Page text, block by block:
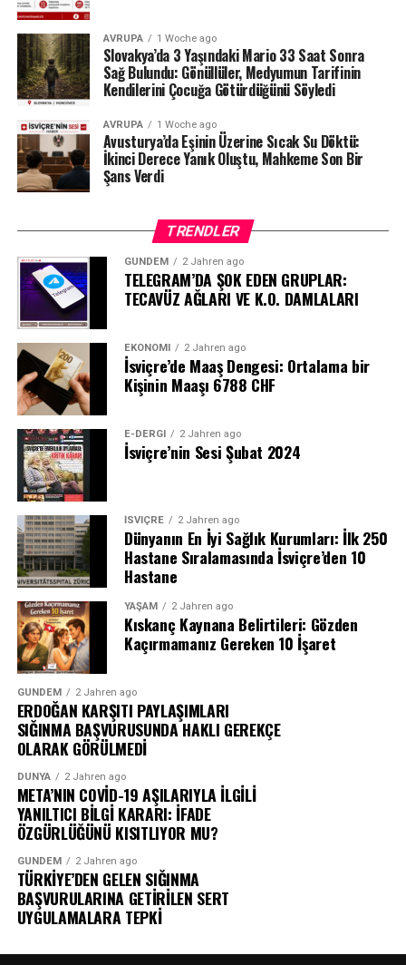
AVRUPA 1 Woche ago
Slovakya’da 3 Yaşındaki Mario 33 Saat Sonra
Sağ Bulundu: Gönüllüler, Medyumun Tarifinin
Kendilerini Çocuğa Götürdüğünü Söyledi
AVRUPA 1 Woche ago
Avusturya’da Eşinin Üzerine Sıcak Su Döktü:
İkinci Derece Yanık Oluştu, Mahkeme Son Bir
Şans Verdi
TRENDLER
GÜNDEM 2 Jahren ago
TELEGRAM’DA ŞOK EDEN GRUPLAR:
TECAVÜZ AĞLARI VE K.O. DAMLALARI
EKONOMI 2 Jahren ago
İsviçre’de Maaş Dengesi: Ortalama bir
Kişinin Maaşı 6788 CHF
E-DERGI 2 Jahren ago
İsviçre’nin Sesi Şubat 2024
İSVIÇRE 2 Jahren ago
Dünyanın En İyi Sağlık Kurumları: İlk 250
Hastane Sıralamasında İsviçre’den 10
Hastane
YAŞAM 2 Jahren ago
Kıskanç Kaynana Belirtileri: Gözden
Kaçırmamanız Gereken 10 İşaret
GÜNDEM 2 Jahren ago
ERDOĞAN KARŞITI PAYLAŞIMLARI
SIĞINMA BAŞVURUSUNDA HAKLI GEREKÇE
OLARAK GÖRÜLMEDİ
DÜNYA 2 Jahren ago
META’NIN COVİD-19 AŞILARIYLA İLGİLİ
YANILTICI BİLGİ KARARI: İFADE
ÖZGÜRLÜĞÜNÜ KISITLIYOR MU?
GÜNDEM 2 Jahren ago
TÜRKİYE’DEN GELEN SIĞINMA
BAŞVURULARINA GETİRİLEN SERT
UYGULAMALARA TEPKİ